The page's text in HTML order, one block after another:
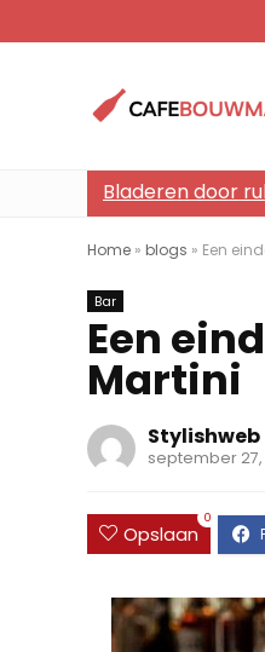
Bladeren door
Home » blogs » Een
Bar
Een
Martini
Stylishweb
september 27,
Opslaan
0